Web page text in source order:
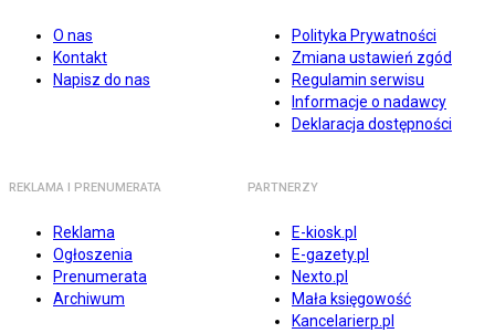
O nas
Kontakt
Napisz do nas
Polityka Prywatności
Zmiana ustawień zgód
Regulamin serwisu
Informacje o nadawcy
Deklaracja dostępności
REKLAMA I PRENUMERATA
Reklama
Ogłoszenia
Prenumerata
Archiwum
PARTNERZY
E-kiosk.pl
E-gazety.pl
Nexto.pl
Mała księgowość
Kancelarierp.pl